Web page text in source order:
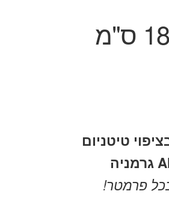
קלחת טיטניום 18 ס"מ
טיטניום
פרמטר!